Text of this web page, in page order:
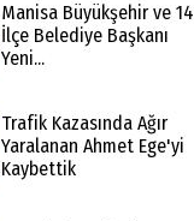
Manisa Büyükşehir ve 14
İlçe Belediye Başkanı
Yeni...
Trafik Kazasında Ağır
Yaralanan Ahmet Ege'yi
Kaybettik